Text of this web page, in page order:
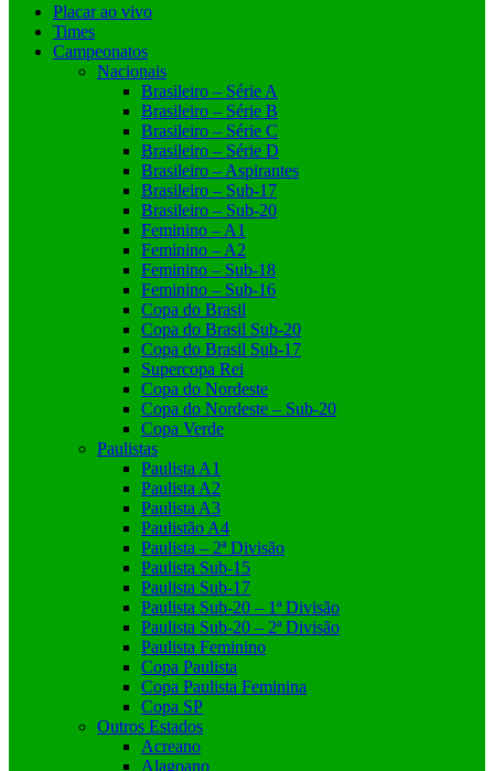
Placar ao vivo
Times
Campeonatos
Nacionais
Brasileiro – Série A
Brasileiro – Série B
Brasileiro – Série C
Brasileiro – Série D
Brasileiro – Aspirantes
Brasileiro – Sub-17
Brasileiro – Sub-20
Feminino – A1
Feminino – A2
Feminino – Sub-18
Feminino – Sub-16
Copa do Brasil
Copa do Brasil Sub-20
Copa do Brasil Sub-17
Supercopa Rei
Copa do Nordeste
Copa do Nordeste – Sub-20
Copa Verde
Paulistas
Paulista A1
Paulista A2
Paulista A3
Paulistão A4
Paulista – 2ª Divisão
Paulista Sub-15
Paulista Sub-17
Paulista Sub-20 – 1ª Divisão
Paulista Sub-20 – 2ª Divisão
Paulista Feminino
Copa Paulista
Copa Paulista Feminina
Copa SP
Outros Estados
Acreano
Alagoano